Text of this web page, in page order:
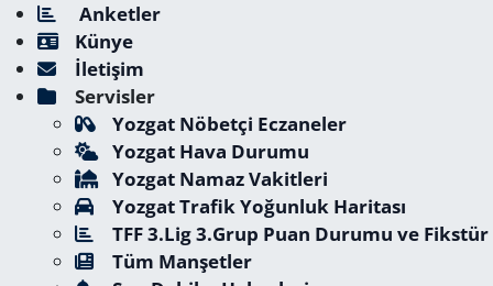
Anketler
Künye
İletişim
Servisler
Yozgat Nöbetçi Eczaneler
Yozgat Hava Durumu
Yozgat Namaz Vakitleri
Yozgat Trafik Yoğunluk Haritası
TFF 3.Lig 3.Grup Puan Durumu ve Fikstür
Tüm Manşetler